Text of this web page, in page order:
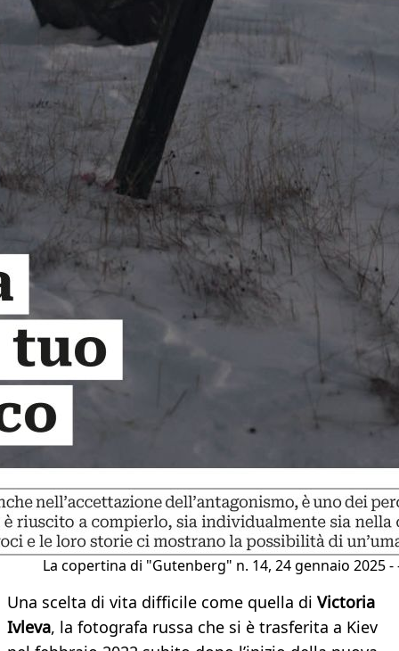
La copertina di "Gutenberg" n. 14, 24 gennaio 2025 -
Una scelta di vita difficile come quella di Victoria
Ivleva, la fotografa russa che si è trasferita a Kiev